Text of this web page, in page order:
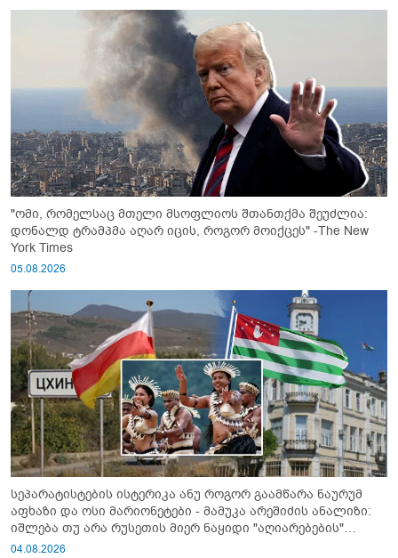
"ომი, რომელსაც მთელი მსოფლიოს შთანთქმა შეუძლია:
დონალდ ტრამპმა აღარ იცის, როგორ მოიქცეს" -The New
York Times
05.08.2026
სეპარატისტების ისტერიკა ანუ როგორ გაამწარა ნაურუმ
აფხაზი და ოსი მარიონეტები - მამუკა არეშიძის ანალიზი:
იშლება თუ არა რუსეთის მიერ ნაყიდი "აღიარებების"
სისტემა?!
04.08.2026